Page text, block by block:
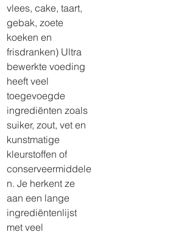
vlees, cake, taart,
gebak, zoete
koeken en
frisdranken) Ultra
bewerkte voeding
heeft veel
toegevoegde
ingrediënten zoals
suiker, zout, vet en
kunstmatige
kleurstoffen of
conserveermiddele
n. Je herkent ze
aan een lange
ingrediëntenlijst
met veel